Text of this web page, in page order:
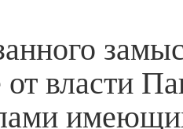
от власти